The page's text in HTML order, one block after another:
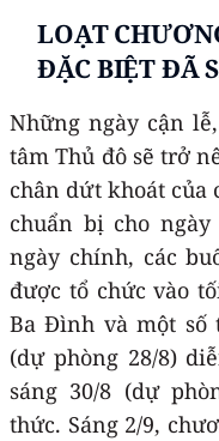
LOẠT
ĐẶC BIỆT ĐÃ
Những ngày cận
tâm Thủ đô sẽ trở
chân dứt khoát của
chuẩn bị cho
ngày chính, các
được tổ chức vào
Ba Đình và một số
(dự phòng 28/8)
sáng 30/8 (dự
thức. Sáng 2/9,